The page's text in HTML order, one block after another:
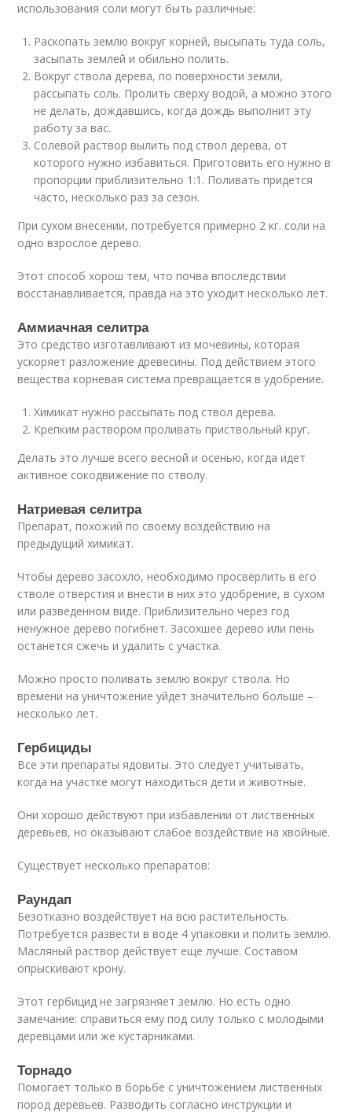
использования соли могут быть различные:
Раскопать землю вокруг корней, высыпать туда соль,
засыпать землей и обильно полить.
Вокруг ствола дерева, по поверхности земли,
рассыпать соль. Пролить сверху водой, а можно этого
не делать, дождавшись, когда дождь выполнит эту
работу за вас.
Солевой раствор вылить под ствол дерева, от
которого нужно избавиться. Приготовить его нужно в
пропорции приблизительно 1:1. Поливать придется
часто, несколько раз за сезон.
При сухом внесении, потребуется примерно 2 кг. соли на
одно взрослое дерево.
Этот способ хорош тем, что почва впоследствии
восстанавливается, правда на это уходит несколько лет.
Аммиачная селитра
Это средство изготавливают из мочевины, которая
ускоряет разложение древесины. Под действием этого
вещества корневая система превращается в удобрение.
Химикат нужно рассыпать под ствол дерева.
Крепким раствором проливать приствольный круг.
Делать это лучше всего весной и осенью, когда идет
активное сокодвижение по стволу.
Натриевая селитра
Препарат, похожий по своему воздействию на
предыдущий химикат.
Чтобы дерево засохло, необходимо просверлить в его
стволе отверстия и внести в них это удобрение, в сухом
или разведенном виде. Приблизительно через год
ненужное дерево погибнет. Засохшее дерево или пень
останется сжечь и удалить с участка.
Можно просто поливать землю вокруг ствола. Но
времени на уничтожение уйдет значительно больше –
несколько лет.
Гербициды
Все эти препараты ядовиты. Это следует учитывать,
когда на участке могут находиться дети и животные.
Они хорошо действуют при избавлении от лиственных
деревьев, но оказывают слабое воздействие на хвойные.
Существует несколько препаратов:
Раундап
Безотказно воздействует на всю растительность.
Потребуется развести в воде 4 упаковки и полить землю.
Масляный раствор действует еще лучше. Составом
опрыскивают крону.
Этот гербицид не загрязняет землю. Но есть одно
замечание: справиться ему под силу только с молодыми
деревцами или же кустарниками.
Торнадо
Помогает только в борьбе с уничтожением лиственных
пород деревьев. Разводить согласно инструкции и